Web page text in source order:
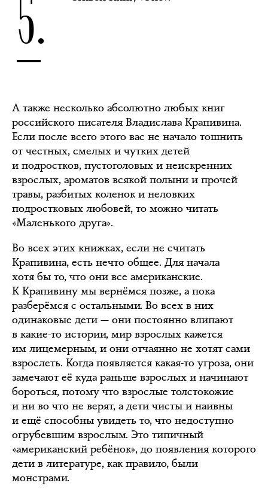
А также несколько абсолютно любых книг
российского писателя Владислава Крапивина.
Если после всего этого вас не начало тошнить
от честных, смелых и чутких детей
и подростков, пустоголовых и неискренних
взрослых, ароматов всякой полыни и прочей
травы, разбитых коленок и неловких
подростковых любовей, то можно читать
«Маленького друга».
Во всех этих книжках, если не считать
Крапивина, есть нечто общее. Для начала
хотя бы то, что они все американские.
К Крапивину мы вернёмся позже, а пока
разберёмся с остальными. Во всех в них
одинаковые дети — они постоянно влипают
в какие-то истории, мир взрослых кажется
им лицемерным, и они отчаянно не хотят сами
взрослеть. Когда появляется какая-то угроза, они
замечают её куда раньше взрослых и начинают
бороться, потому что взрослые толстокожие
и ни во что не верят, а дети чисты и наивны
и ещё способны увидеть то, что недоступно
огрубевшим взрослым. Это типичный
«американский ребёнок», до появления которого
дети в литературе, как правило, были
монстрами.